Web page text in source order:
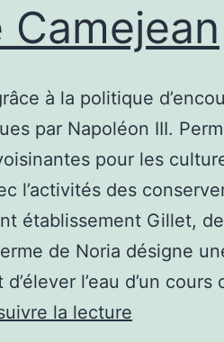
Camejean
à la politique
par Napoléon III.
pour les
l’activités des
établissement Gillet,
de Noria désigne
l’eau d’un cours
la lecture